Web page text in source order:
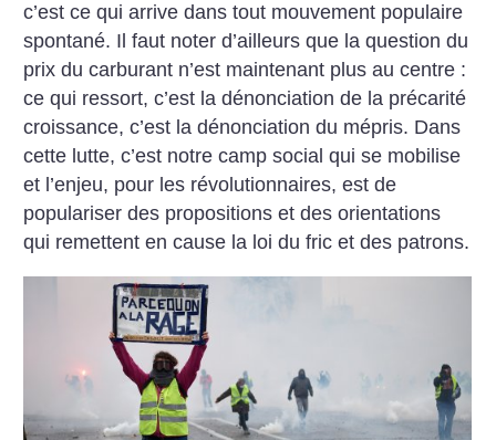
c’est ce qui arrive dans tout mouvement populaire
spontané. Il faut noter d’ailleurs que la question du
prix du carburant n’est maintenant plus au centre :
ce qui ressort, c’est la dénonciation de la précarité
croissance, c’est la dénonciation du mépris. Dans
cette lutte, c’est notre camp social qui se mobilise
et l’enjeu, pour les révolutionnaires, est de
populariser des propositions et des orientations
qui remettent en cause la loi du fric et des patrons.